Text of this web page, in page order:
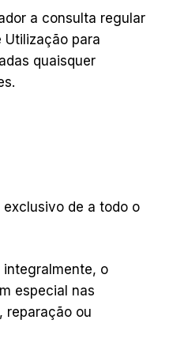
a consulta regular
Utilização para
quaisquer
de a todo o
integralmente, o
especial nas
reparação ou